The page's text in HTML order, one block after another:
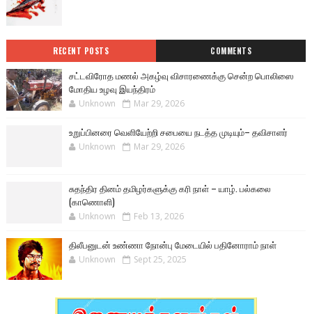
RECENT POSTS COMMENTS
சட்டவிரோத மணல் அகழ்வு விசாரணைக்கு சென்ற பொலிஸை
மோதிய உழவு இயந்திரம்
Unknown Mar 29, 2026
உறுப்பினரை வெளியேற்றி சபையை நடத்த முடியும்– தவிசாளர்
Unknown Mar 29, 2026
சுதந்திர தினம் தமிழர்களுக்கு கரி நாள் – யாழ். பல்கலை
(காணொளி)
Unknown Feb 13, 2026
திலீபனுடன் உண்ணா நோன்பு மேடையில் பதினோராம் நாள்
Unknown Sept 25, 2025